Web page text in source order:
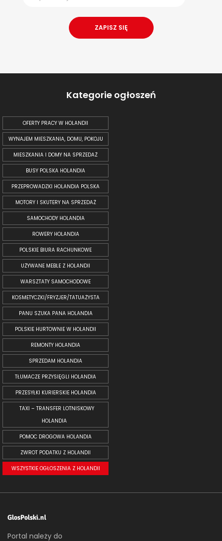
Kategorie ogłoszeń
OFERTY PRACY W HOLANDII
WYNAJEM MIESZKANIA, DOMU, POKOJU
MIESZKANIA I DOMY NA SPRZEDAŻ
BUSY POLSKA HOLANDIA
PRZEPROWADZKI HOLANDIA POLSKA
MOTORY I SKUTERY NA SPRZEDAŻ
SAMOCHODY HOLANDIA
ROWERY HOLANDIA
POLSKIE BIURA RACHUNKOWE
UŻYWANE MEBLE Z HOLANDII
WARSZTATY SAMOCHODOWE
KOSMETYCZKI/FRYZJER/TATUAŻYSTA
PANU SZUKA PANA HOLANDIA
POLSKIE HURTOWNIE W HOLANDII
REMONTY HOLANDIA
SPRZEDAM HOLANDIA
TŁUMACZE PRZYSIĘGLI HOLANDIA
PRZESYŁKI KURIERSKIE HOLANDIA
TAXI – TRANSFER LOTNISKOWY
HOLANDIA
POMOC DROGOWA HOLANDIA
ZWROT PODATKU Z HOLANDII
WSZYSTKIE OGŁOSZENIA Z HOLANDII
GlosPolski.nl
Portal należy do